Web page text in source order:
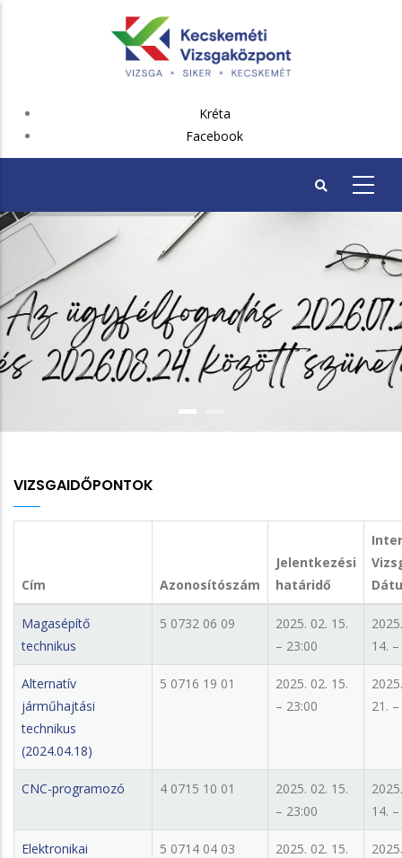
FEJLÉC
Kréta
Facebook
VIZSGAIDŐPONTOK
Cím Azonosítószám
Jelentkezési
határidő
Magasépítő
technikus
5 0732 06 09
2025. 02. 15.
– 23:00
14.
Alternatív
járműhajtási
technikus
(2024.04.18)
5 0716 19 01
2025. 02. 15.
– 23:00
21.
CNC-programozó 4 0715 10 01
2025. 02. 15.
– 23:00
14.
Elektronikai
5 0714 04 03
2025. 02. 15.